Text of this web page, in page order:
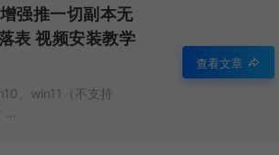
强推一切副本无
表 视频安装教学
、win11（不支持
查看文章